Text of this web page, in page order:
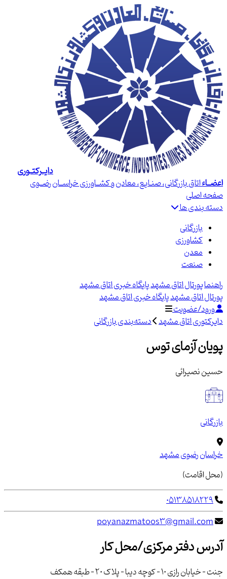
دایــرکتــوری
اعضــاءاتاق بازرگانی، صنـایع، معادن و کشــاورزی خراســان رضــوی
صفحه اصلی
دسته بندی ها
بازرگانی
کشاورزی
معدن
صنعت
راهنماپورتال اتاق مشهدپایگاه خبری اتاق مشهد
پورتال اتاق مشهدپایگاه خبری اتاق مشهد
ورود/عضویت
دایرکتوری اتاق مشهد دسته‌بندی بازرگانی
پویان آزمای توس
حسین نصیرائی
بازرگانی
خراسان رضویمشهد
(محل اقامت)
05138518229
poyanazmatoos3@gmail.com
آدرس دفتر مرکزی/محل کار
جنت - خيابان رازي 10 - کوچه ديبا - پلاك 20 - طبقه همکف